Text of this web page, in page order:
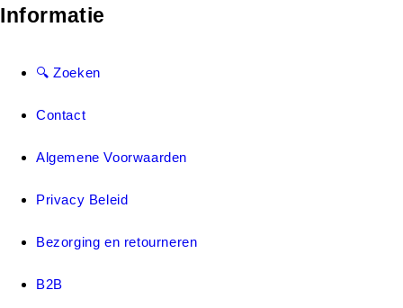
Informatie
🔍 Zoeken
Contact
Algemene Voorwaarden
Privacy Beleid
Bezorging en retourneren
B2B